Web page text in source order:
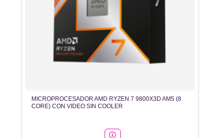
MICROPROCESADOR AMD RYZEN 7 9800X3D AM5 (8
CORE) CON VIDEO SIN COOLER